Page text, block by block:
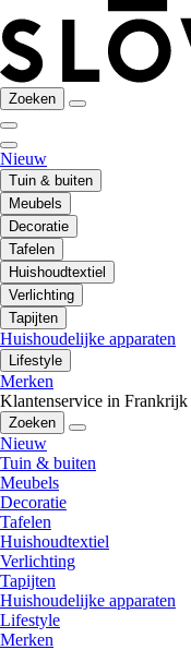
Zoeken
Nieuw
Tuin & buiten
Meubels
Decoratie
Tafelen
Huishoudtextiel
Verlichting
Tapijten
Huishoudelijke apparaten
Lifestyle
Merken
Klantenservice in Frankrijk
Zoeken
Nieuw
Tuin & buiten
Meubels
Decoratie
Tafelen
Huishoudtextiel
Verlichting
Tapijten
Huishoudelijke apparaten
Lifestyle
Merken